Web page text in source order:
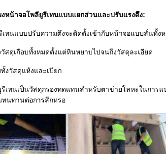
หน้าจอโพลียูรีเทนแบบแยกส่วนและปรับแรงดึง:
เทนแบบปรับความตึงจะติดตั้งเข้ากับหน้าจอแบบสั่นทั้ง
สดุเกือบทั้งหมดตั้งแต่หินหยาบไปจนถึงวัสดุละเอียด
งวัสดุแห้งและเปียก
รีเทนเป็นวัสดุกรองทดแทนสำหรับตาข่ายโลหะในการ
ทนทานต่อการสึกหรอ